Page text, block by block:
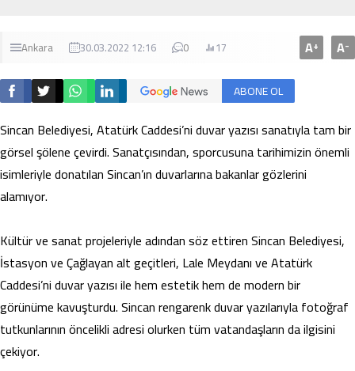
Ankara 30.03.2022 12:16 0 17 A+ A-
ABONE OL
Sincan Belediyesi, Atatürk Caddesi’ni duvar yazısı sanatıyla tam bir
görsel şölene çevirdi. Sanatçısından, sporcusuna tarihimizin önemli
isimleriyle donatılan Sincan’ın duvarlarına bakanlar gözlerini
alamıyor.
Kültür ve sanat projeleriyle adından söz ettiren Sincan Belediyesi,
İstasyon ve Çağlayan alt geçitleri, Lale Meydanı ve Atatürk
Caddesi’ni duvar yazısı ile hem estetik hem de modern bir
görünüme kavuşturdu. Sincan rengarenk duvar yazılarıyla fotoğraf
tutkunlarının öncelikli adresi olurken tüm vatandaşların da ilgisini
çekiyor.